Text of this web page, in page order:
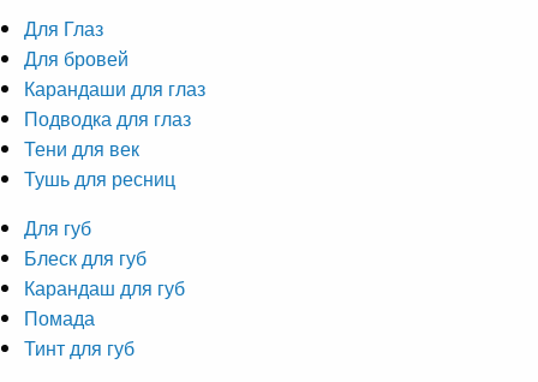
Для Глаз
Для бровей
Карандаши для глаз
Подводка для глаз
Тени для век
Тушь для ресниц
Для губ
Блеск для губ
Карандаш для губ
Помада
Тинт для губ